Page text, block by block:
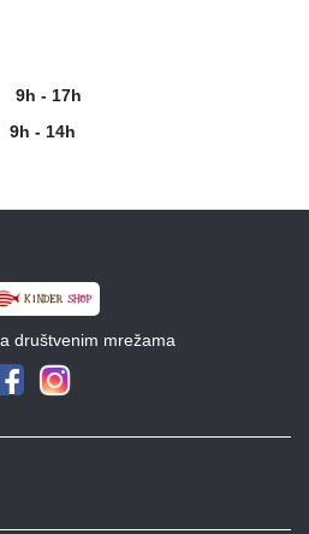
9h - 17h
9h - 14h
društvenim mrežama